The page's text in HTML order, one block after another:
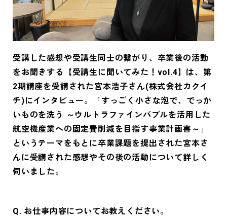
受講した感想や受講生同士の繋がり、卒業後の活動
をお聞きする【受講生に聞いてみた！vol.4】は、第
2期講座を受講された宮本浩子さん(株式会社カクイ
チ)にインタビュー。「すっごく小さな泡で、でっか
いものを洗う ～ウルトラファインバブルを活用した
航空機産業への固定費削減を目指す事業計画書～」
というテーマをもとに卒業課題を提出された宮本さ
んに受講された感想やその後の活動について詳しく
伺いました。
Q. お仕事内容についてお教えください。